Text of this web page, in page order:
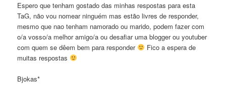
Espero que tenham gostado das minhas respostas para esta
TaG, não vou nomear ninguém mas estão livres de responder,
mesmo que nao tenham namorado ou marido, podem fazer com
o/a vosso/a melhor amigo/a ou desafiar uma blogger ou youtuber
com quem se dêem bem para responder
Fico a espera de
muitas respostas
Bjokas*